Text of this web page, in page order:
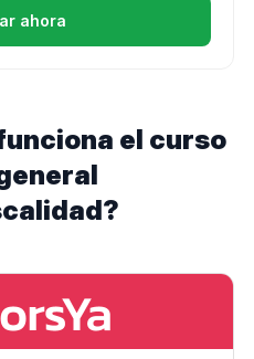
ahora
el curso